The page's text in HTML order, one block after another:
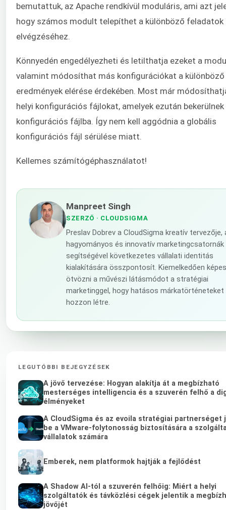
bemutattuk, az Apache rendkívül moduláris, ami azt
hogy számos modult telepíthet a különböző feladatok
elvégzéséhez.
Könnyedén engedélyezheti és letilthatja ezeket a
valamint módosíthat más konfigurációkat a különböző
eredmények elérése érdekében. Most már
helyi konfigurációs fájlokat, amelyek ezután
konfigurációs fájlba. Így nem kell aggódnia a globális
konfigurációs fájl sérülése miatt.
Kellemes számítógéphasználatot!
Manpreet Singh
SZERZŐ · CLOUDSIGMA
Preslav Dobrev a CloudSigma kreatív tervezője,
hagyományos és innovatív marketingcsatornák
segítségével következetes vállalati identitás
kialakítására összpontosít. Kiemelkedően képes
ötvözni a művészi látásmódot a stratégiai
marketinggel, hogy hatásos márkatörténeteket
hozzon létre.
LEGUTÓBBI BEJEGYZÉSEK
A jövő tervezése: Hogyan alakítja át a megbízható
mesterséges intelligencia és a szuverén felhő a
élményeket
A CloudSigma és az evoila stratégiai partnerséget
be a VMware-folytonosság biztosítására a
vállalatok számára
Emberek, nem platformok hajtják a fejlődést
A Shadow AI-tól a szuverén felhőig: Miért a helyi
szolgáltatók és távközlési cégek jelentik a
jövőjét